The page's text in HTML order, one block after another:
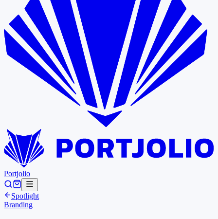
Portjolio
Spotlight
Branding